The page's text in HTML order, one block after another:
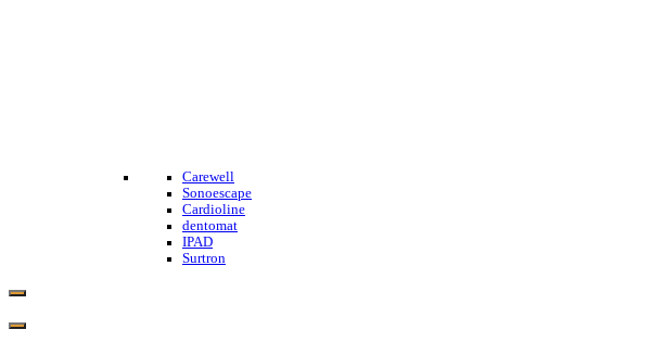
Carewell
Sonoescape
Cardioline
dentomat
IPAD
Surtron